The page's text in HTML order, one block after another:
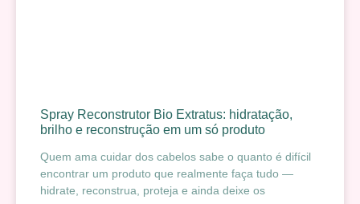
Spray Reconstrutor Bio Extratus: hidratação,
brilho e reconstrução em um só produto
Quem ama cuidar dos cabelos sabe o quanto é difícil
encontrar um produto que realmente faça tudo —
hidrate, reconstrua, proteja e ainda deixe os